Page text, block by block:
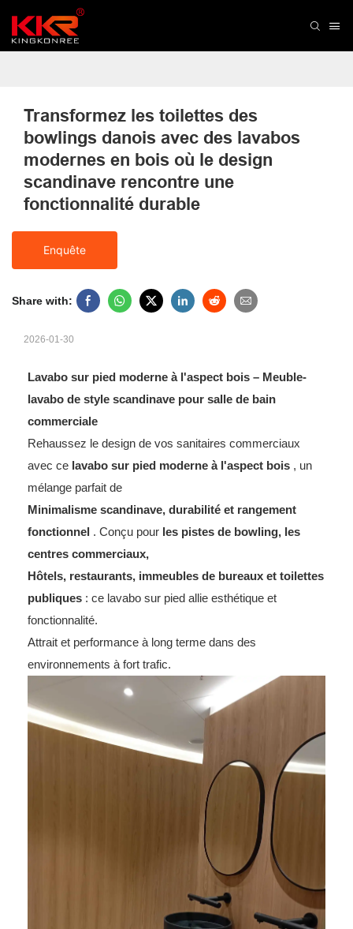
Transformez les toilettes des
bowlings danois avec des lavabos
modernes en bois où le design
scandinave rencontre une
fonctionnalité durable
Enquête
Share with:
2026-01-30
Lavabo sur pied moderne à l'aspect bois – Meuble-
lavabo de style scandinave pour salle de bain
commerciale
Rehaussez le design de vos sanitaires commerciaux
avec ce lavabo sur pied moderne à l'aspect bois , un
mélange parfait de
Minimalisme scandinave, durabilité et rangement
fonctionnel . Conçu pour les pistes de bowling, les
centres commerciaux,
Hôtels, restaurants, immeubles de bureaux et toilettes
publiques : ce lavabo sur pied allie esthétique et
fonctionnalité.
Attrait et performance à long terme dans des
environnements à fort trafic.